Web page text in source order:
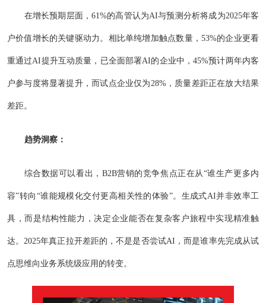
在增长预期层面，61%的高管认为AI与预测分析将成为2025年客
户价值增长的关键驱动力。相比单纯增加触点数量，53%的企业更看
重通过AI提升互动质量，已全面部署AI的企业中，45%预计两年内客
户参与度将显著提升，而试点企业仅为28%，质量差距正在放大结果
差距。
趋势洞察：
综合数据可以看出，B2B营销的竞争焦点正在从“谁生产更多内
容”转向“谁能规模化交付更高相关性的体验”。生成式AI并非效率工
具，而是结构性能力，决定企业能否在复杂客户旅程中实现精准触
达。2025年真正拉开差距的，不是是否尝试AI，而是谁率先完成从试
点思维向业务系统级应用的转变。